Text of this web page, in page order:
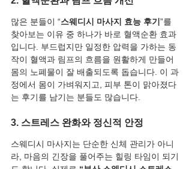
많은 분들이 “스웨디시 마사지 효능 후기 ”를
찾아보는 이유 중 하나가 바로 혈액순환 효과
입니다. 부드럽지만 일정한 압력을 가하는 동
작이 혈액과 림프의 흐름을 원활하게 만들어
몸의 노폐물이 잘 배출되도록 돕습니다. 이 과
정에서 몸이 가벼워지고, 피부 톤이 맑아졌다
는 후기를 남기는 분들도 많습니다.
3. 스트레스 완화와 정신적 안정
스웨디시 마사지는 단순한 신체 관리가 아니
라, 마음의 긴장을 풀어주는 힐링 타임이 되기